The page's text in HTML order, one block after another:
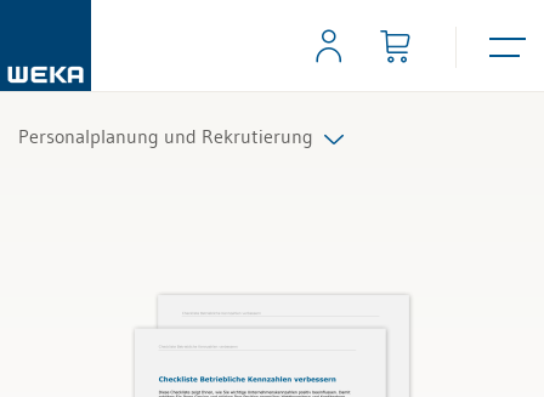
Personalplanung und Rekrutierung